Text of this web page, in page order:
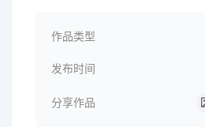
作品类型
发布时间
分享作品